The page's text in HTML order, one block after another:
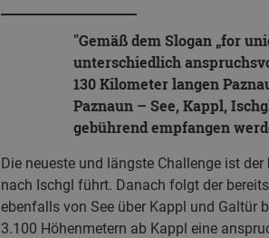
Gemäß dem Slogan „for
unterschiedlich
130 Kilometer langen
Paznaun – See, Kappl,
gebührend empfangen
Die neueste und längste Challenge ist der
nach Ischgl führt. Danach folgt der
ebenfalls von See über Kappl und Galtür
3.100 Höhenmetern ab Kappl eine